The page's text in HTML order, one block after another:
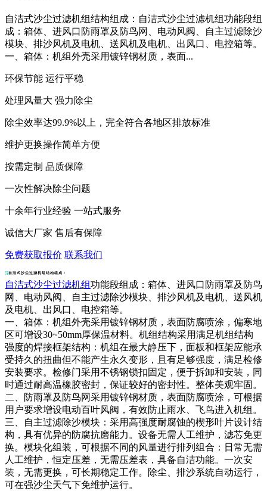
自洁式沙尘过滤机组结构组成：自洁式沙尘过滤机组功能段组
成：箱体、进风口防雨罩及防鸟网、电动风阀、自主过滤除沙
模块、排沙风机及电机、送风机及电机、出风口、电控箱等。
一、箱体：机组外壳采用镀锌钢材质，表面...
环保节能 运行平稳
处理风量大 强力除尘
除尘效率达99.9%以上，完全符合各地区排放标准
维护更换操作简单方便
按需定制 品质保障
一次性解决除尘问题
十余年行业经验 一站式服务
诚信大厂家 售后有保障
免费获取报价 联系我们
自洁式沙尘过滤机组结构组成：
自洁式沙尘过滤机组功能段组成：箱体、进风口防雨罩及防鸟
网、电动风阀、自主过滤除沙模块、排沙风机及电机、送风机
及电机、出风口、电控箱等。
一、箱体：机组外壳采用镀锌钢材质，表面防腐喷涂，偏寒地
区可增设30~50mm厚保温材料。机组结构采用满足机组结构
强度的焊接框架结构：机组在最大静压下，面板和框架应能承
受持久的扭曲但不能产生永久变形，且有足够强度，满足检修
安装要求。检修门采用不锈钢锁扣固定，便于拆卸和安装，同
时通过耐高温橡胶密封，保证较好的密封性。整体美观牢固。
二、防雨罩及防鸟网采用镀锌钢材质，表面防腐喷涂，可根据
用户要求增设电动百叶风阀，有效防止雨水、飞鸟进入机组。
三、自主过滤除沙模块：采用高强度耐腐蚀的楔形叶片设计结
构，具有优异的防腐抗磨能力。设备无需人工维护，滤芯免更
换。模块化组装，可根据不同的风量进行排列组合：日常无需
人工维护，恒定压差，无需压差表，具备自洁功能。一次安
装，无需更换，可长期稳定工作。除尘、排沙系统自动运行，
可在强沙尘天气下免维护运行。